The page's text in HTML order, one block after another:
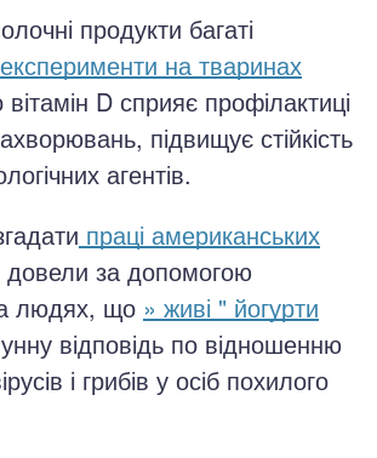
продукти багаті
експерименти на тваринах
D сприяє профілактиці
підвищує стійкість
агентів.
праці американських
за допомогою
людях, що » живі " йогурти
відповідь по відношенню
і грибів у осіб похилого